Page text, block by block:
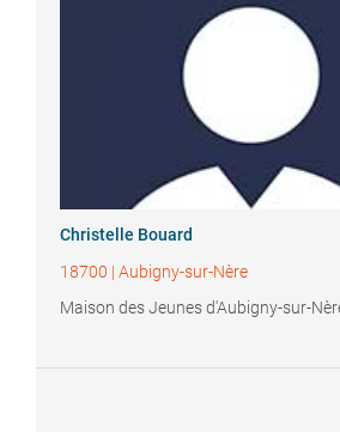
Christelle Bouard
18700 | Aubigny-sur-Nère
Maison des Jeunes d'Aubigny-sur-